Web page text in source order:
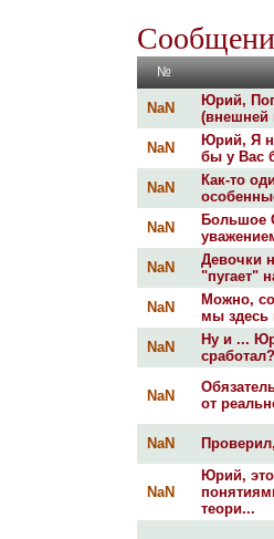
№
NaN
Юрий,
(внешней
NaN
Юрий, Я
бы у Вас
NaN
Как-то
NaN
Большое
NaN
Девочки
"пугает"
NaN
Можно,
мы здесь
NaN
Ну и ...
NaN
от
NaN
NaN
Юрий,
теори...